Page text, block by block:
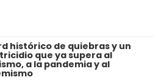
histórico de quiebras y un
que ya supera al
a la pandemia y al